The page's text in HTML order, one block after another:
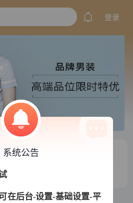
登录
推荐目录3
系统公告
可在后台-设置-基础设置-平